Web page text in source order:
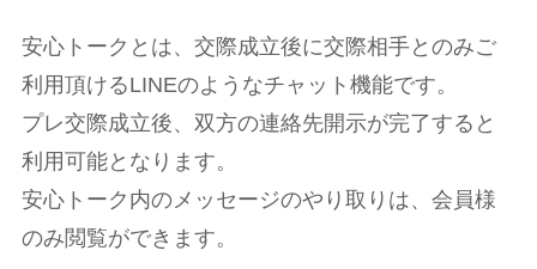
安心トークとは、交際成立後に交際相手とのみご
利用頂けるLINEのようなチャット機能です。
プレ交際成立後、双方の連絡先開示が完了すると
利用可能となります。
安心トーク内のメッセージのやり取りは、会員様
のみ閲覧ができます。